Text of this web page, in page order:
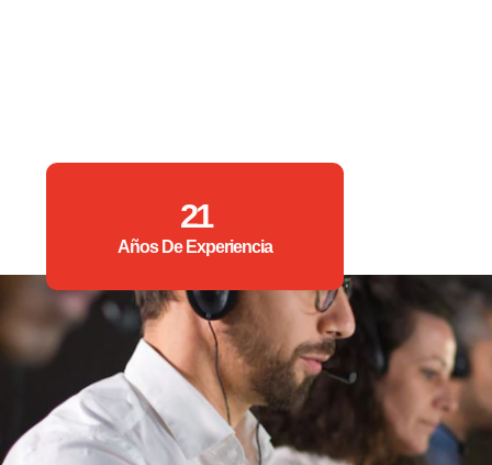
21
Años De Experiencia